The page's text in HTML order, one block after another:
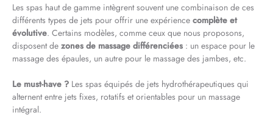
Les spas haut de gamme intègrent souvent une combinaison de ces
différents types de jets pour offrir une expérience complète et
évolutive. Certains modèles, comme ceux que nous proposons,
disposent de zones de massage différenciées : un espace pour le
massage des épaules, un autre pour le massage des jambes, etc.
Le must-have ? Les spas équipés de jets hydrothérapeutiques qui
alternent entre jets fixes, rotatifs et orientables pour un massage
intégral.